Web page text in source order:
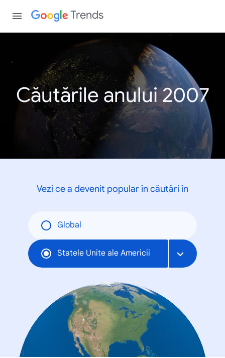
Trends
Căutările anului 2007
Vezi ce a devenit popular în căutări în
Global
Statele Unite ale Americii